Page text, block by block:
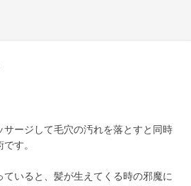
ージして毛穴の汚れを落とすと同時
す。
いると、髪が生えてくる時の邪魔に